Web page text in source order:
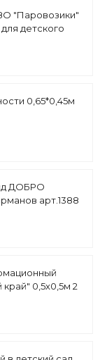
"Паровозики"
детского
0,65*0,45м
ДОБРО
арт.1388
0,5х0,5м 2